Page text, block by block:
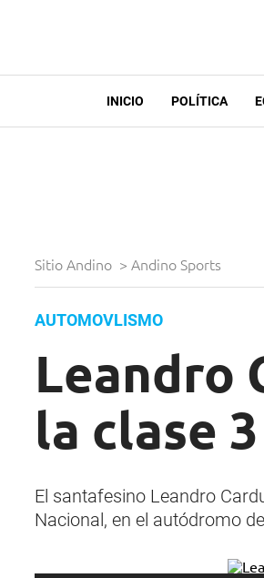
INICIO POLÍTICA
Sitio Andino > Andino Sports
AUTOMOVLISMO
Leandro
la clase
El santafesino Leandro
Nacional, en el autódromo